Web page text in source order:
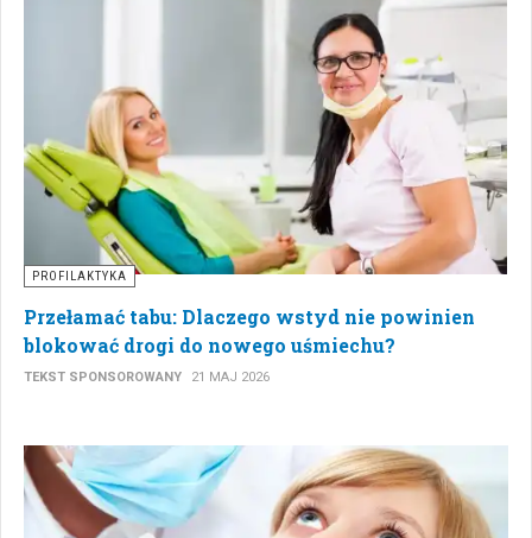
PROFILAKTYKA
Przełamać tabu: Dlaczego wstyd nie powinien
blokować drogi do nowego uśmiechu?
TEKST SPONSOROWANY 21 MAJ 2026